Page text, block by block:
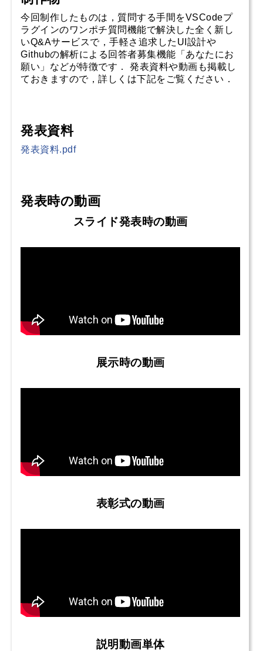
今回制作したものは，質問する手間をVSCodeプ
ラグインのワンポチ質問機能で解決した全く新し
いQ&Aサービスで，手軽さ追求したUI設計や
Githubの解析による回答者募集機能「あなたにお
願い」などが特徴です． 発表資料や動画も掲載し
ておきますので，詳しくは下記をご覧ください．
発表資料
発表資料.pdf
発表時の動画
スライド発表時の動画
展示時の動画
表彰式の動画
説明動画単体